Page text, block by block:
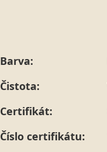
Barva:
Čistota:
Certifikát:
Číslo certifikátu: